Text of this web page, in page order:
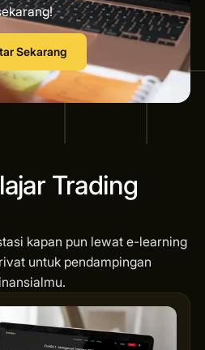
Sekarang
Trading
kapan pun lewat e-learning
untuk pendampingan